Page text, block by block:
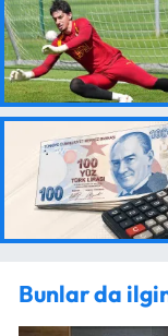
Bunlar da